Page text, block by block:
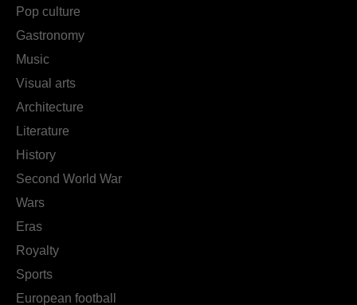
Pop culture
Gastronomy
Music
Visual arts
Architecture
Literature
History
Second World War
Wars
Eras
Royalty
Sports
European football